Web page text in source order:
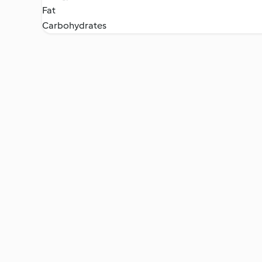
Fat
Carbohydrates